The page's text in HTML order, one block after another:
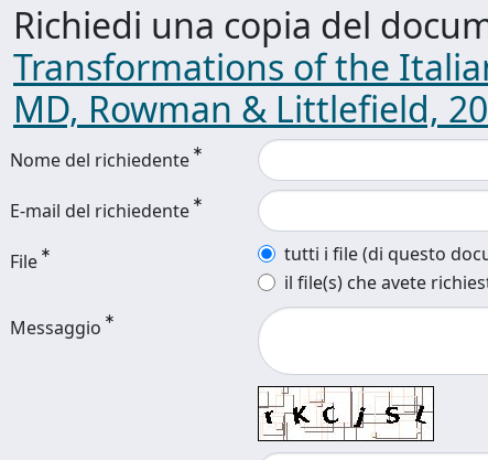
Richiedi una copia del
Transformations of the
MD, Rowman & Littlefield,
Nome del richiedente
E-mail del richiedente
File
tutti i file (di questo
il file(s) che avete
Messaggio